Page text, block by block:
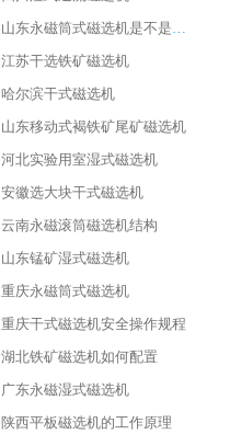
山东永磁筒式磁选机是不是强磁
江苏干选铁矿磁选机
哈尔滨干式磁选机
山东移动式褐铁矿尾矿磁选机
河北实验用室湿式磁选机
安徽选大块干式磁选机
云南永磁滚筒磁选机结构
山东锰矿湿式磁选机
重庆永磁筒式磁选机
重庆干式磁选机安全操作规程
湖北铁矿磁选机如何配置
广东永磁湿式磁选机
陕西平板磁选机的工作原理